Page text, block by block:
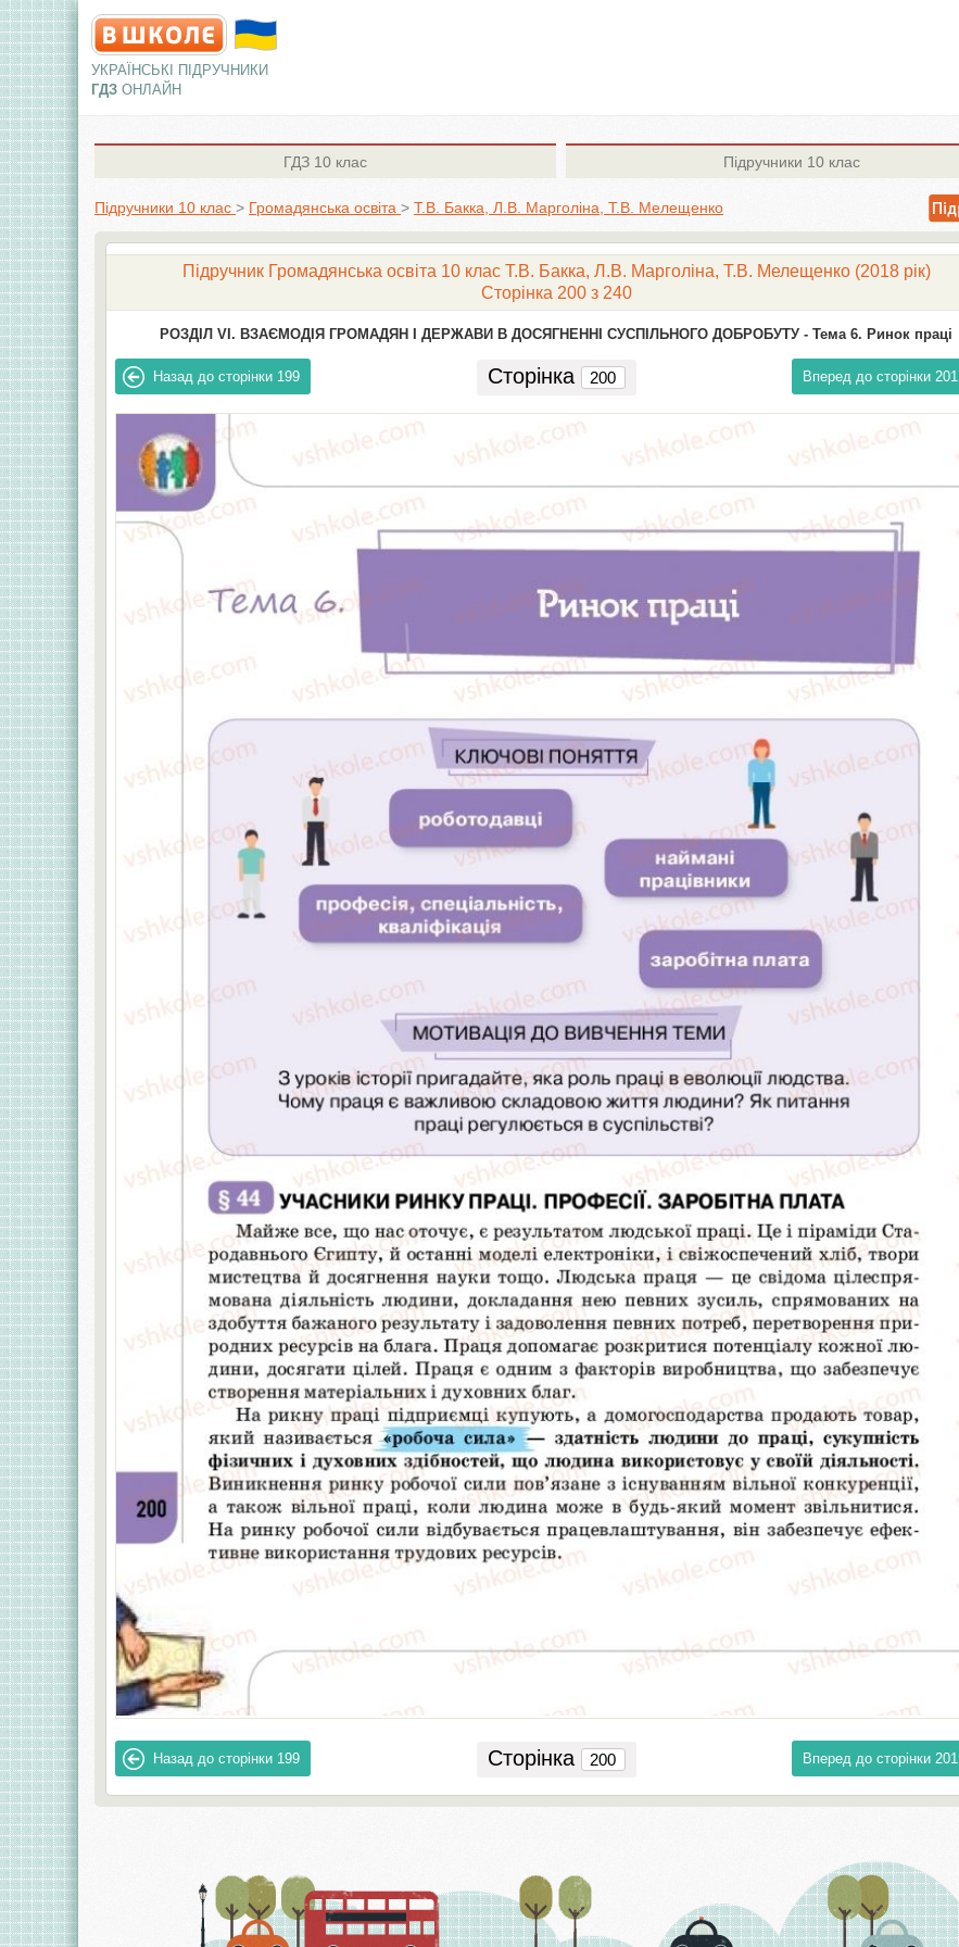
УКРАЇНСЬКІ ПІДРУЧНИКИ
ГДЗ ОНЛАЙН
ГДЗ 10 клас Підручники 10 клас
Підручники 10 клас > Громадянська освіта > Т.В. Бакка, Л.В. Марголіна, Т.В. Мелещенко
Підручник Громадянська освіта 10 клас Т.В. Бакка, Л.В. Марголіна, Т.В. Мелещенко (2018 рік)
Сторінка 200 з 240
РОЗДІЛ VI. ВЗАЄМОДІЯ ГРОМАДЯН І ДЕРЖАВИ В ДОСЯГНЕННІ СУСПІЛЬНОГО ДОБРОБУТУ - Тема 6. Ринок праці
Назад до сторінки 199 Сторінка Вперед до сторінки 201
Назад до сторінки 199 Сторінка Вперед до сторінки 201